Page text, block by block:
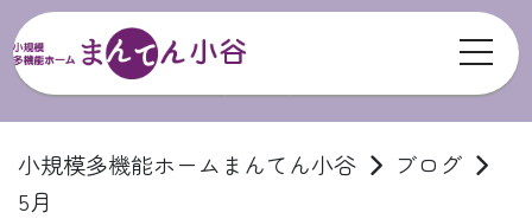
小規模多機能ホームまんてん小谷
ブログ
5月